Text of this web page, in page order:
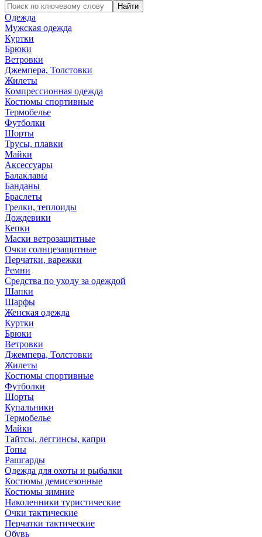
Найти
Одежда
Мужская одежда
Куртки
Брюки
Ветровки
Джемпера, Толстовки
Жилеты
Компрессионная одежда
Костюмы спортивные
Термобелье
Футболки
Шорты
Трусы, плавки
Майки
Аксессуары
Балаклавы
Банданы
Браслеты
Грелки, теплоиды
Дождевики
Кепки
Маски ветрозащитные
Очки солнцезащитные
Перчатки, варежки
Ремни
Средства по уходу за одеждой
Шапки
Шарфы
Женская одежда
Куртки
Брюки
Ветровки
Джемпера, Толстовки
Жилеты
Костюмы спортивные
Футболки
Шорты
Купальники
Термобелье
Майки
Тайтсы, леггинсы, капри
Топы
Рашгарды
Одежда для охоты и рыбалки
Костюмы демисезонные
Костюмы зимние
Наколенники туристические
Очки тактические
Перчатки тактические
Обувь